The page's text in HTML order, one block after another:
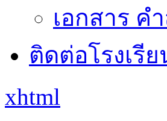
เอกสาร ค
ติดต่อโรงเรีย
xhtml